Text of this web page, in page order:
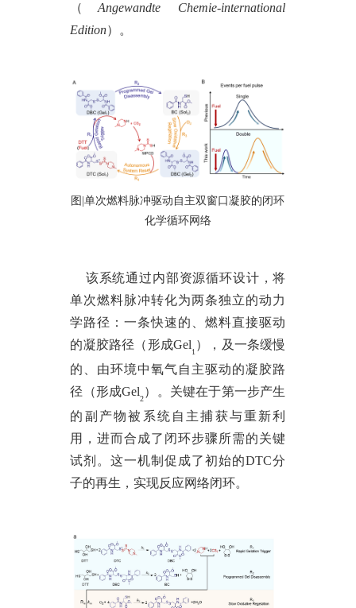
（ Angewandte Chemie-international
Edition） 。
图 |单次燃料脉冲驱动自主双窗口凝胶的闭环
化学循环网络
该系统通过内部资源循环设计，将
单次燃料脉冲转化为两条独立的动力
学路径：一条快速的、燃料直接驱动
的凝胶路径（形成Gel
1
），及一条缓慢
的、由环境中氧气自主驱动的凝胶路
径（形成Gel
2
）。关键在于第一步产生
的副产物被系统自主捕获与重新利
用，进而合成了闭环步骤所需的关键
试剂。这一机制促成了初始的DTC分
子的再生，实现反应网络闭环。